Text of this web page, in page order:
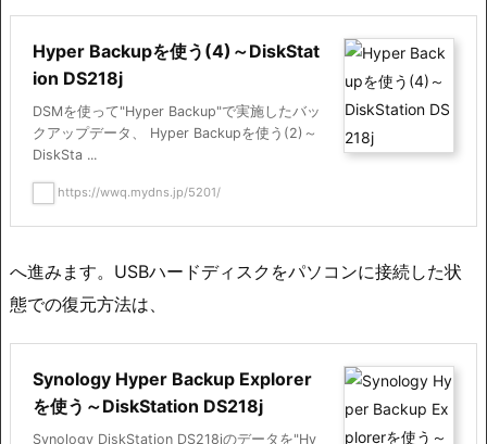
Hyper Backupを使う(4)～DiskStat
ion DS218j
DSMを使って"Hyper Backup"で実施したバッ
クアップデータ、 Hyper Backupを使う(2)～
DiskSta ...
https://wwq.mydns.jp/5201/
へ進みます。USBハードディスクをパソコンに接続した状
態での復元方法は、
Synology Hyper Backup Explorer
を使う～DiskStation DS218j
Synology DiskStation DS218jのデータを"Hy